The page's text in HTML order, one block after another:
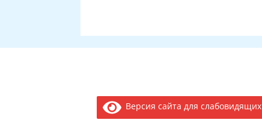
Версия сайта для слабовидящих